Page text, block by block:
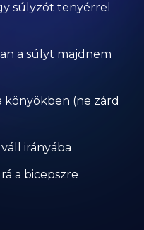
súlyzót tenyérrel
a súlyt majdnem
könyökben (ne zárd
irányába
a bicepszre